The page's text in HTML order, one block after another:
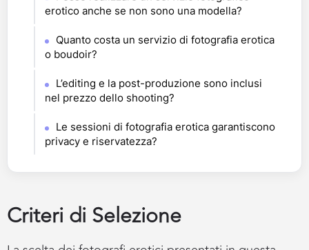
erotico anche se non sono una modella?
Quanto costa un servizio di fotografia erotica
o boudoir?
L’editing e la post-produzione sono inclusi
nel prezzo dello shooting?
Le sessioni di fotografia erotica garantiscono
privacy e riservatezza?
Criteri di Selezione